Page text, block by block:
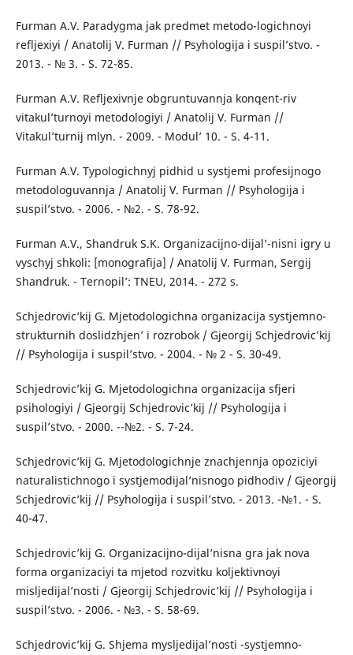
Furman A.V. Paradygma jak predmet metodo-logichnoyi
refljexiyi / Anatolij V. Furman // Psyhologija i suspil’stvo. -
2013. - № 3. - S. 72-85.
Furman A.V. Refljexivnje obgruntuvannja konqent-riv
vitakul’turnoyi metodologiyi / Anatolij V. Furman //
Vitakul’turnij mlyn. - 2009. - Modul’ 10. - S. 4-11.
Furman A.V. Typologichnyj pidhid u systjemi profesijnogo
metodologuvannja / Anatolij V. Furman // Psyhologija i
suspil’stvo. - 2006. - №2. - S. 78-92.
Furman A.V., Shandruk S.K. Organizacijno-dijal’-nisni igry u
vyschyj shkoli: [monografija] / Anatolij V. Furman, Sergij
Shandruk. - Ternopil’: TNEU, 2014. - 272 s.
Schjedrovic’kij G. Mjetodologichna organizacija systjemno-
strukturnih doslidzhjen’ i rozrobok / Gjeorgij Schjedrovic’kij
// Psyhologija i suspil’stvo. - 2004. - № 2 - S. 30-49.
Schjedrovic’kij G. Mjetodologichna organizacija sfjeri
psihologiyi / Gjeorgij Schjedrovic’kij // Psyhologija i
suspil’stvo. - 2000. --№2. - S. 7-24.
Schjedrovic’kij G. Mjetodologichnje znachjennja opoziciyi
naturalistichnogo i systjemodijal’nisnogo pidhodiv / Gjeorgij
Schjedrovic’kij // Psyhologija i suspil’stvo. - 2013. -№1. - S.
40-47.
Schjedrovic’kij G. Organizacijno-dijal’nisna gra jak nova
forma organizaciyi ta mjetod rozvitku koljektivnoyi
misljedijal’nosti / Gjeorgij Schjedrovic’kij // Psyhologija i
suspil’stvo. - 2006. - №3. - S. 58-69.
Schjedrovic’kij G. Shjema mysljedijal’nosti -systjemno-